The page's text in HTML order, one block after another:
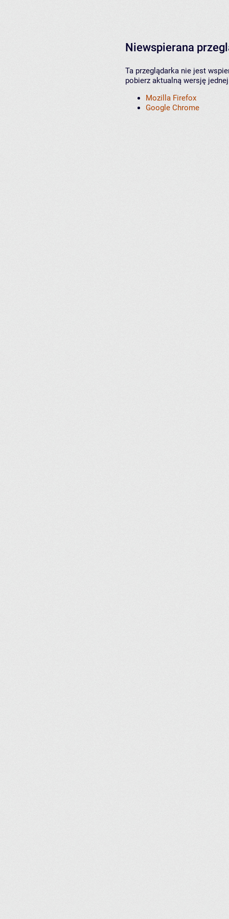
Niewspierana
Ta przeglądarka nie jest
pobierz aktualną wersję
Mozilla Firefox
Google Chrome